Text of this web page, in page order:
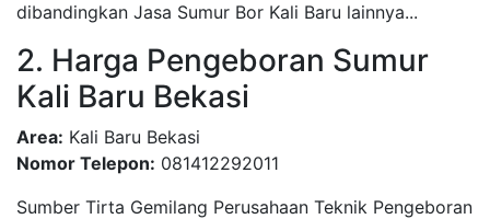
dibandingkan Jasa Sumur Bor Kali Baru lainnya...
2. Harga Pengeboran Sumur
Kali Baru Bekasi
Area: Kali Baru Bekasi
Nomor Telepon: 081412292011
Sumber Tirta Gemilang Perusahaan Teknik Pengeboran